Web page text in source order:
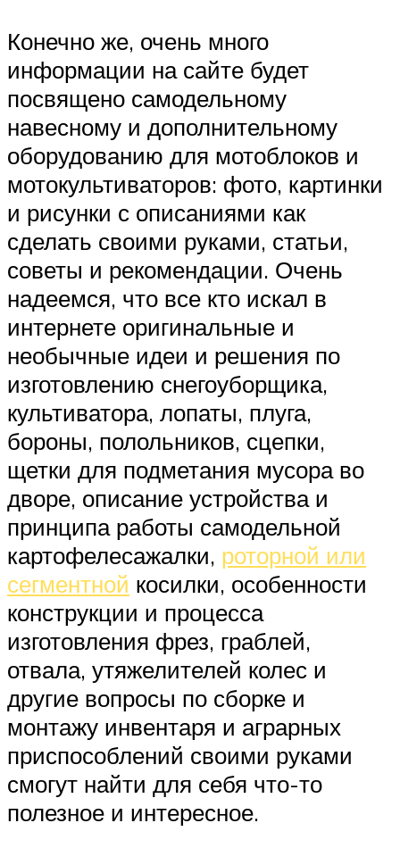
Конечно же, очень много
информации на сайте будет
посвящено самодельному
навесному и дополнительному
оборудованию для мотоблоков и
мотокультиваторов: фото, картинки
и рисунки с описаниями как
сделать своими руками, статьи,
советы и рекомендации. Очень
надеемся, что все кто искал в
интернете оригинальные и
необычные идеи и решения по
изготовлению снегоуборщика,
культиватора, лопаты, плуга,
бороны, полольников, сцепки,
щетки для подметания мусора во
дворе, описание устройства и
принципа работы самодельной
картофелесажалки, роторной или
сегментной косилки, особенности
конструкции и процесса
изготовления фрез, граблей,
отвала, утяжелителей колес и
другие вопросы по сборке и
монтажу инвентаря и аграрных
приспособлений своими руками
смогут найти для себя что-то
полезное и интересное.